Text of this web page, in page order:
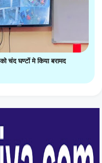
चंद घण्टों मे किया बरामद